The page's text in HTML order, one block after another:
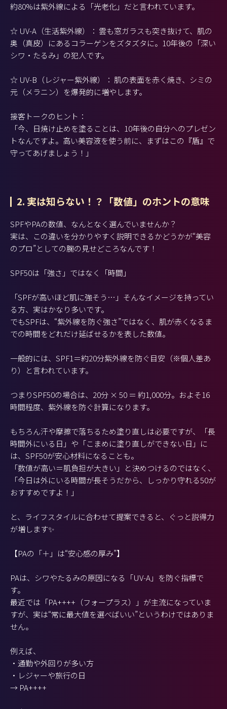
約80%は紫外線による「光老化」だと言われています。
☆ UV-A（生活紫外線）： 雲も窓ガラスも突き抜けて、肌の
奥（真皮）にあるコラーゲンをズタズタに。10年後の「深い
シワ・たるみ」の犯人です。
☆ UV-B（レジャー紫外線）： 肌の表面を赤く焼き、シミの
元（メラニン）を爆発的に増やします。
接客トークのヒント：
「今、日焼け止めを塗ることは、10年後の自分へのプレゼン
トなんですよ。高い美容液を使う前に、まずはこの『盾』で
守ってあげましょう！」
2. 実は知らない！？「数値」のホントの意味
SPFやPAの数値、なんとなく選んでいませんか？
実は、この違いを分かりやすく説明できるかどうかが“美容
のプロ”としての腕の見せどころなんです！
SPF50は「強さ」ではなく「時間」
「SPFが高いほど肌に強そう…」そんなイメージを持ってい
る方、実はかなり多いです。
でもSPFは、“紫外線を防ぐ強さ”ではなく、肌が赤くなるま
での時間をどれだけ延ばせるかを表した数値。
一般的には、SPF1＝約20分紫外線を防ぐ目安（※個人差あ
り）と言われています。
つまりSPF50の場合は、20分 × 50 ＝ 約1,000分。およそ16
時間程度、紫外線を防ぐ計算になります。
もちろん汗や摩擦で落ちるため塗り直しは必要ですが、「長
時間外にいる日」や「こまめに塗り直しができない日」に
は、SPF50が安心材料になることも。
「数値が高い＝肌負担が大きい」と決めつけるのではなく、
「今日は外にいる時間が長そうだから、しっかり守れる50が
おすすめですよ！」
と、ライフスタイルに合わせて提案できると、ぐっと説得力
が増します✨
【PAの「＋」は“安心感の厚み”】
PAは、シワやたるみの原因になる「UV-A」を防ぐ指標で
す。
最近では「PA++++（フォープラス）」が主流になっていま
すが、実は“常に最大値を選べばいい”というわけではありま
せん。
例えば、
・通勤や外回りが多い方
・レジャーや旅行の日
→ PA++++